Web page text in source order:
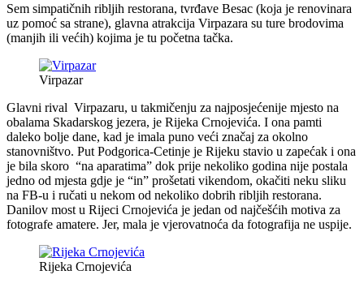
Sem simpatičnih ribljih restorana, tvrđave Besac (koja je renovinara
uz pomoć sa strane), glavna atrakcija Virpazara su ture brodovima
(manjih ili većih) kojima je tu početna tačka.
Virpazar
Glavni rival Virpazaru, u takmičenju za najposjećenije mjesto na
obalama Skadarskog jezera, je Rijeka Crnojevića. I ona pamti
daleko bolje dane, kad je imala puno veći značaj za okolno
stanovništvo. Put Podgorica-Cetinje je Rijeku stavio u zapećak i ona
je bila skoro “na aparatima” dok prije nekoliko godina nije postala
jedno od mjesta gdje je “in” prošetati vikendom, okačiti neku sliku
na FB-u i ručati u nekom od nekoliko dobrih ribljih restorana.
Danilov most u Rijeci Crnojevića je jedan od najčešćih motiva za
fotografe amatere. Jer, mala je vjerovatnoća da fotografija ne uspije.
Rijeka Crnojevića